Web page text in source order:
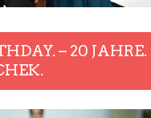
– 20 JAHRE.